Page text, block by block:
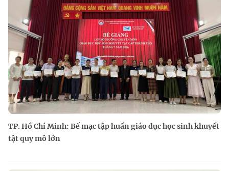
TP. Hồ Chí Minh: Bế mạc tập huấn giáo dục học sinh khuyết
tật quy mô lớn